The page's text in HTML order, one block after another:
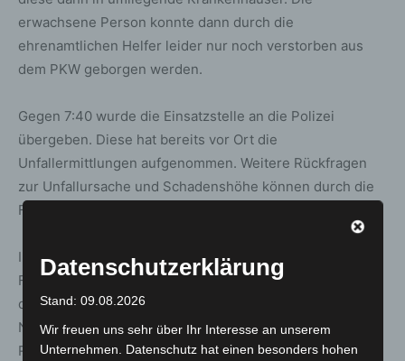
erwachsene Person konnte dann durch die
ehrenamtlichen Helfer leider nur noch verstorben aus
dem PKW geborgen werden.
Gegen 7:40 wurde die Einsatzstelle an die Polizei
übergeben. Diese hat bereits vor Ort die
Unfallermittlungen aufgenommen. Weitere Rückfragen
zur Unfallursache und Schadenshöhe können durch die
Feuerwehr nicht beantwortet werden.
Im Einsatz war die Feuerwehr Hämelerwald mit 4
Fahrzeugen und 25 Einsatzkräften, der Pressesprecher
der Feuerwehr, sowie 3 Rettungswägen (RTW), 2
Notarzteinsatzfahrzeuge (NEF), und 2
Rettungshubschrauber, sowie die Polizei. Ein Einsatz für
Datenschutzerklärung
Stand: 09.08.2026
Wir freuen uns sehr über Ihr Interesse an unserem
Unternehmen. Datenschutz hat einen besonders hohen